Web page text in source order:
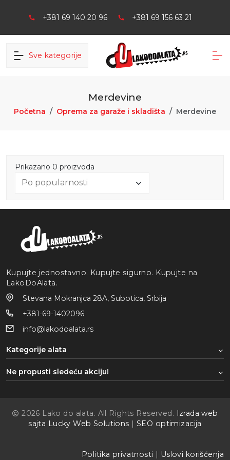
+381 69 140 20 96 +381 69 156 63 21
Sve kategorije
Merdevine
Početna Oprema za garaže i skladišta Merdevine
Prikazano 0 proizvoda
Kupujte jednostavno. Kupujte sigurno. Kupujte na
LakoDoAlata.
Stevana Mokranjca 28A, Subotica, Srbija
+381-69-1402096
info@lakodoalata.rs
Kategorije alata
Ne propusti sledeću akciju!
2026 Lako do alata. All Rights Reserved. Izrada web
sajta Lucky Web Solutions |SEO optimizacija
Politika privatnosti | Uslovi korišćenja